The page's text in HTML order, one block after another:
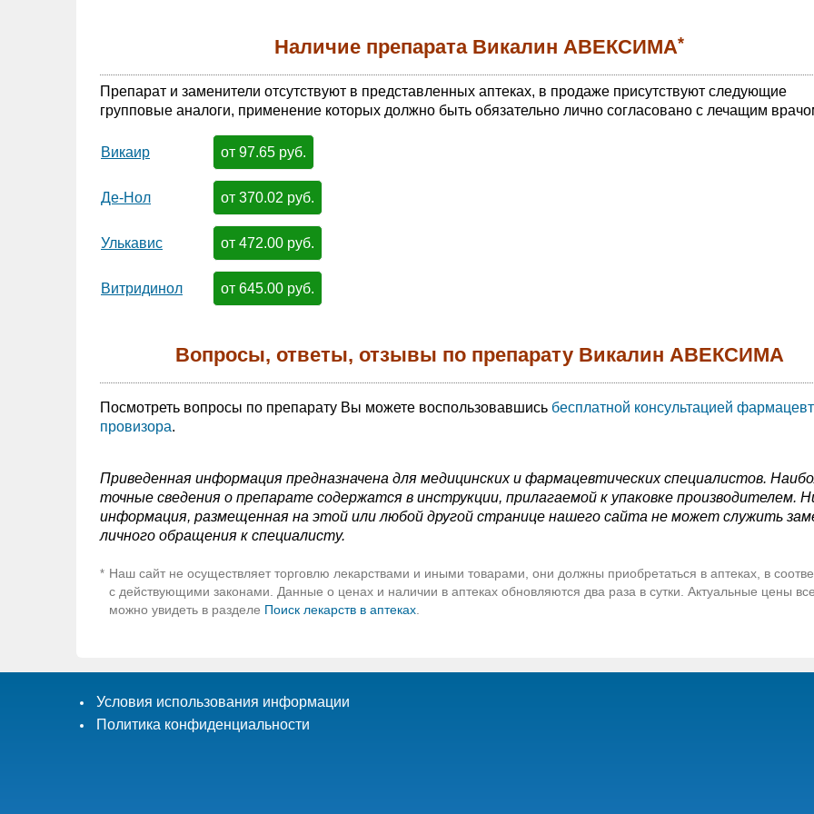
Наличие препарата Викалин АВЕКСИМА*
Препарат и заменители отсутствуют в представленных аптеках, в продаже присутствуют следующие
групповые аналоги, применение которых должно быть обязательно лично согласовано с лечащим
Викаир от 97.65 руб.
Де-Нол от 370.02 руб.
Улькавис от 472.00 руб.
Витридинол от 645.00 руб.
Вопросы, ответы, отзывы по препарату Викалин АВЕКСИМА
Посмотреть вопросы по препарату Вы можете воспользовавшись бесплатной консультацией
провизора.
Приведенная информация предназначена для медицинских и фармацевтических специалистов.
точные сведения о препарате содержатся в инструкции, прилагаемой к упаковке производителем.
информация, размещенная на этой или любой другой странице нашего сайта не может служить
личного обращения к специалисту.
* Наш сайт не осуществляет торговлю лекарствами и иными товарами, они должны приобретаться в аптеках, в
с действующими законами. Данные о ценах и наличии в аптеках обновляются два раза в сутки. Актуальные цены
можно увидеть в разделе Поиск лекарств в аптеках
Условия использования информации
Политика конфиденциальности